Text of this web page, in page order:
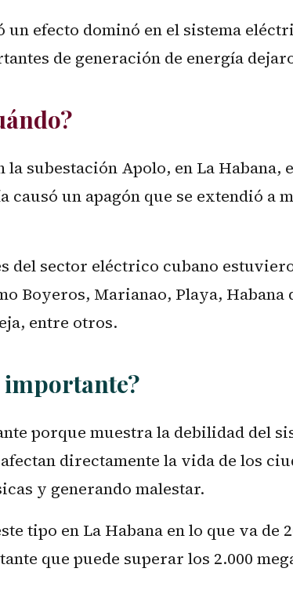
efecto dominó en el sistema
de generación de energía
la subestación Apolo, en La Habana,
causó un apagón que se extendió a
del sector eléctrico cubano
Boyeros, Marianao, Playa, Habana
entre otros.
importante?
porque muestra la debilidad del
directamente la vida de los
y generando malestar.
tipo en La Habana en lo que va de
que puede superar los 2.000